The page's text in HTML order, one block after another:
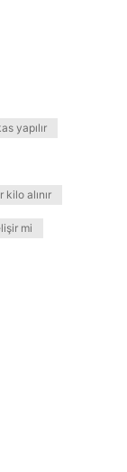
yapılır
alınır
mi